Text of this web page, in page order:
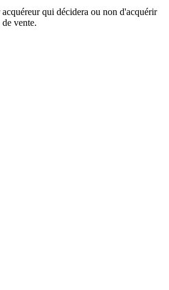
qui décidera ou non d'acquérir
vente.